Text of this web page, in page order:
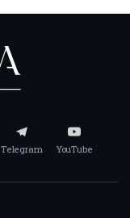
Telegram YouTube